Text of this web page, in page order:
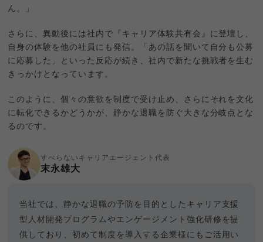
ん。」
さらに、異動後には社内で『キャリア体験共有会』に登壇し、
自身の体験を他の社員にも発信。「あの話を聞いて自分も公募
に応募した」といった反応が続き、社内で新たな挑戦者を生む
きっかけとなっています。
このように、個々の意欲を制度で受け止め、さらにそれを文化
に転化できるかどうかが、静かな退職を防ぐ大きな分岐点とな
るのです。
すべらないキャリアエージェント代表
末永雄大
当社では、静かな退職の予防を目的としたキャリア支援
型人材開発プログラムやエンゲージメント強化研修を提
供しており、初めて制度を導入する企業様にもご活用い